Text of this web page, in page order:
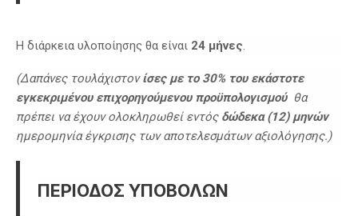
Η διάρκεια υλοποίησης θα είναι 24 μήνες
(Δαπάνες τουλάχιστονίσες με το 30% του εκάστοτε
εγκεκριμένου επιχορηγούμενου προϋπολογισμού θα
πρέπει να έχουν ολοκληρωθεί εντός δώδεκα (12) μηνών
ημερομηνία έγκρισης των αποτελεσμάτων αξιολόγησης.)
ΠΕΡΙΟΔΟΣ ΥΠΟΒΟΛΩΝ